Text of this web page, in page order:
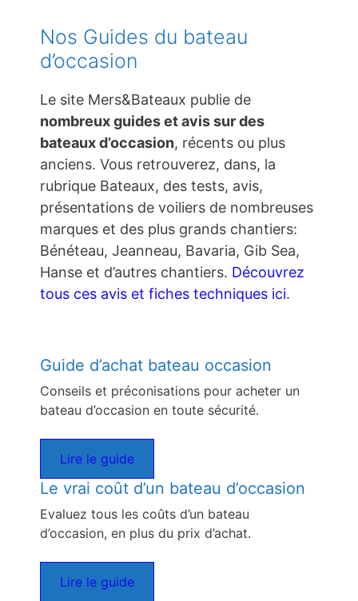
Nos Guides du bateau
d’occasion
Le site Mers&Bateaux publie de
nombreux guides et avis sur des
bateaux d’occasion, récents ou plus
anciens. Vous retrouverez, dans, la
rubrique Bateaux, des tests, avis,
présentations de voiliers de nombreuses
marques et des plus grands chantiers:
Bénéteau, Jeanneau, Bavaria, Gib Sea,
Hanse et d’autres chantiers. Découvrez
tous ces avis et fiches techniques ici.
Guide d’achat bateau occasion
Conseils et préconisations pour acheter un
bateau d’occasion en toute sécurité.
Lire le guide
Le vrai coût d’un bateau d’occasion
Evaluez tous les coûts d’un bateau
d’occasion, en plus du prix d’achat.
Lire le guide